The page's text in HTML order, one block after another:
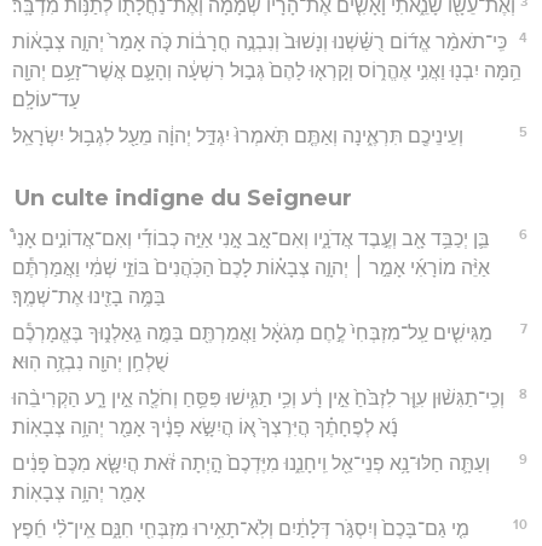
וְאֶת־עֵשָׂ֖ו שָׂנֵ֑אתִי וָאָשִׂ֤ים אֶת־הָרָיו֙ שְׁמָמָ֔ה וְאֶת־נַחֲלָת֖וֹ לְתַנּ֥וֹת מִדְבָּֽר׃
4
כִּֽי־תֹאמַ֨ר אֱד֜וֹם רֻשַּׁ֗שְׁנוּ וְנָשׁוּב֙ וְנִבְנֶ֣ה חֳרָב֔וֹת כֹּ֤ה אָמַר֙ יְהוָ֣ה צְבָא֔וֹת
הֵ֥מָּה יִבְנ֖וּ וַאֲנִ֣י אֶהֱר֑וֹס וְקָרְא֤וּ לָהֶם֙ גְּב֣וּל רִשְׁעָ֔ה וְהָעָ֛ם אֲשֶׁר־זָעַ֥ם יְהוָ֖ה
עַד־עוֹלָֽם׃
5 וְעֵינֵיכֶ֖ם תִּרְאֶ֑ינָה וְאַתֶּ֤ם תֹּֽאמְרוּ֙ יִגְדַּ֣ל יְהוָ֔ה מֵעַ֖ל לִגְב֥וּל יִשְׂרָאֵֽל׃
Un culte indigne du Seigneur
6
בֵּ֛ן יְכַבֵּ֥ד אָ֖ב וְעֶ֣בֶד אֲדֹנָ֑יו וְאִם־אָ֣ב אָ֣נִי אַיֵּ֣ה כְבוֹדִ֡י וְאִם־אֲדוֹנִ֣ים אָנִי֩
אַיֵּ֨ה מוֹרָאִ֜י אָמַ֣ר ׀ יְהוָ֣ה צְבָא֗וֹת לָכֶם֙ הַכֹּֽהֲנִים֙ בּוֹזֵ֣י שְׁמִ֔י וַאֲמַרְתֶּ֕ם
בַּמֶּ֥ה בָזִ֖ינוּ אֶת־שְׁמֶֽךָ׃
7
מַגִּישִׁ֤ים עַֽל־מִזְבְּחִי֙ לֶ֣חֶם מְגֹאָ֔ל וַאֲמַרְתֶּ֖ם בַּמֶּ֣ה גֵֽאַלְנ֑וּךָ בֶּאֱמָרְכֶ֕ם
שֻׁלְחַ֥ן יְהוָ֖ה נִבְזֶ֥ה הֽוּא׃
8
וְכִֽי־תַגִּשׁ֨וּן עִוֵּ֤ר לִזְבֹּ֙חַ֙ אֵ֣ין רָ֔ע וְכִ֥י תַגִּ֛ישׁוּ פִּסֵּ֥חַ וְחֹלֶ֖ה אֵ֣ין רָ֑ע הַקְרִיבֵ֨הוּ
נָ֜א לְפֶחָתֶ֗ךָ הֲיִּרְצְךָ֙ א֚וֹ הֲיִשָּׂ֣א פָנֶ֔יךָ אָמַ֖ר יְהוָ֥ה צְבָאֽוֹת׃
9
וְעַתָּ֛ה חַלּוּ־נָ֥א פְנֵי־אֵ֖ל וִֽיחָנֵ֑נוּ מִיֶּדְכֶם֙ הָ֣יְתָה זֹּ֔את הֲיִשָּׂ֤א מִכֶּם֙ פָּנִ֔ים
אָמַ֖ר יְהוָ֥ה צְבָאֽוֹת׃
10
מִ֤י גַם־בָּכֶם֙ וְיִסְגֹּ֣ר דְּלָתַ֔יִם וְלֹֽא־תָאִ֥ירוּ מִזְבְּחִ֖י חִנָּ֑ם אֵֽין־לִ֨י חֵ֜פֶץ